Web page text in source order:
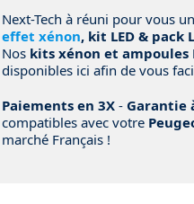
Next-Tech à réuni pour vous
effet xénon, kit LED & pack
Nos kits xénon et ampoules
disponibles ici afin de vous
Paiements en 3X - Garantie
compatibles avec votre
marché Français !